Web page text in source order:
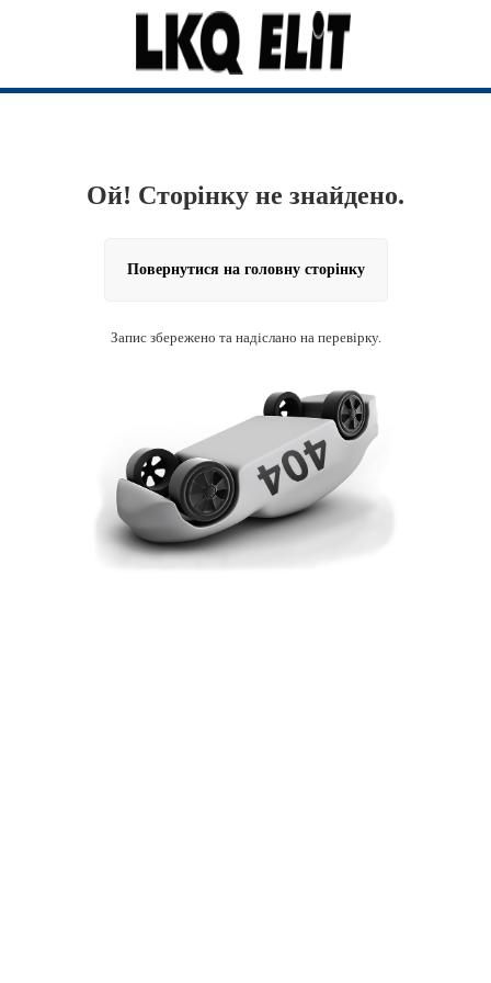
Ой! Сторінку не знайдено.
Повернутися на головну сторінку
Запис збережено та надіслано на перевірку.